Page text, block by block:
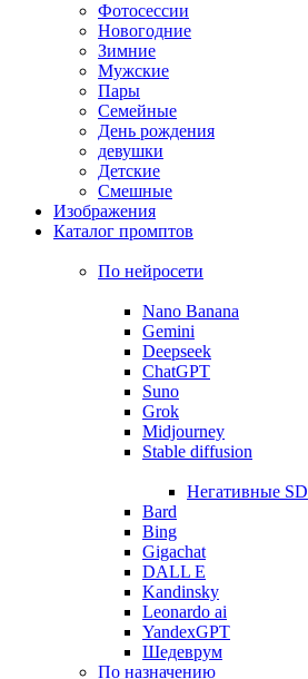
Фотосессии
Новогодние
Зимние
Мужские
Пары
Семейные
День рождения
девушки
Детские
Смешные
Изображения
Каталог промптов
По нейросети
Nano Banana
Gemini
Deepseek
ChatGPT
Suno
Grok
Midjourney
Stable diffusion
Негативные SD
Bard
Bing
Gigachat
DALL E
Kandinsky
Leonardo ai
YandexGPT
Шедеврум
По назначению